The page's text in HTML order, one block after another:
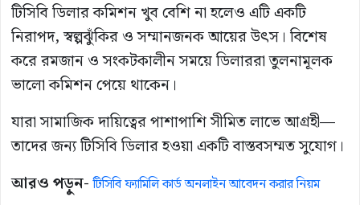
টিসিবি ডিলার কমিশন খুব বেশি না হলেও এটি একটি
নিরাপদ, স্বল্পঝুঁকির ও সম্মানজনক আয়ের উৎস। বিশেষ
করে রমজান ও সংকটকালীন সময়ে ডিলাররা তুলনামূলক
ভালো কমিশন পেয়ে থাকেন।
যারা সামাজিক দায়িত্বের পাশাপাশি সীমিত লাভে আগ্রহী—
তাদের জন্য টিসিবি ডিলার হওয়া একটি বাস্তবসম্মত সুযোগ।
আরও পড়ুন-টিসিবি ফ্যামিলি কার্ড অনলাইন আবেদন করার নিয়ম